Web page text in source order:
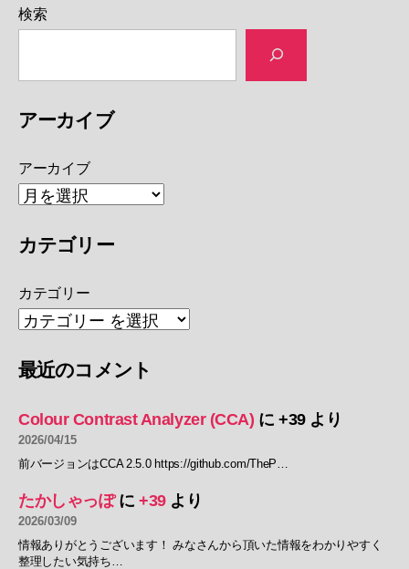
検索
アーカイブ
アーカイブ
カテゴリー
カテゴリー
最近のコメント
Colour Contrast Analyzer (CCA) に+39より
2026/04/15
前バージョンはCCA 2.5.0 https://github.com/TheP…
たかしゃっぽに +39より
2026/03/09
情報ありがとうございます！ みなさんから頂いた情報をわかりやすく
整理したい気持ち…